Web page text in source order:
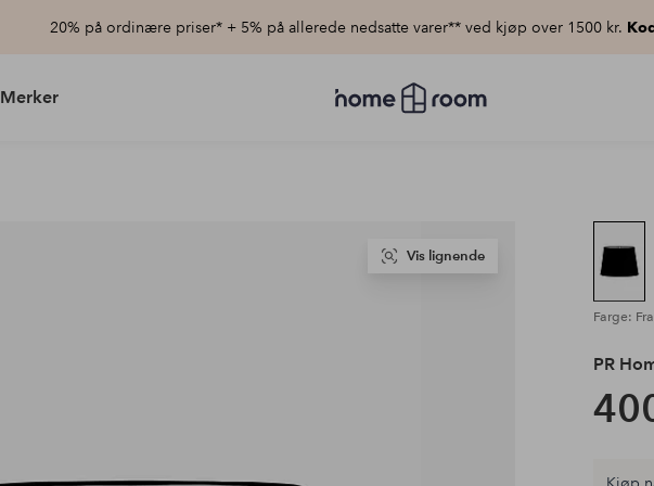
20% på ordinære priser* + 5% på allerede nedsatte varer** ved kjøp over 1500 kr.
Merker
Homeroom
–
Vis lignende
Farge:
PR